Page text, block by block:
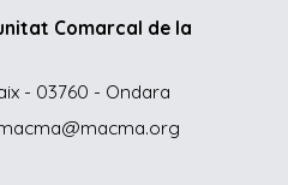
Comarcal de la
- 03760 - Ondara